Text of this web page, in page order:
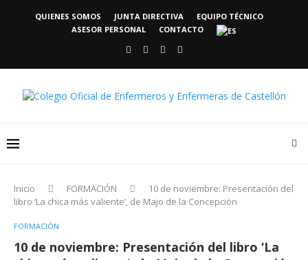
QUIENES SOMOS JUNTA DIRECTIVA
EQUIPO TÉCNICO
ASESOR PERSONAL
CONTACTO
Inicio FORMACIÓN
10 de noviembre: Presentación del
libro ‘La chica más valiente’, de Majo de la Concepción
FORMACIÓN
10 de noviembre: Presentación del libro ‘La